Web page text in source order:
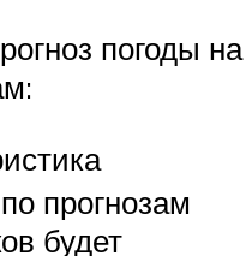
погоды на
прогнозам
будет